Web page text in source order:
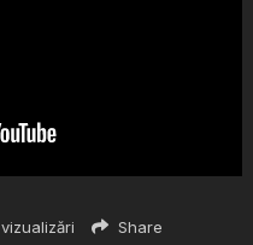
vizualizări Share